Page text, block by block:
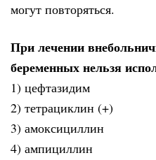
могут повторяться.
При лечении
беременных нельзя
1) цефтазидим
2) тетрациклин (+)
3) амоксициллин
4) ампициллин